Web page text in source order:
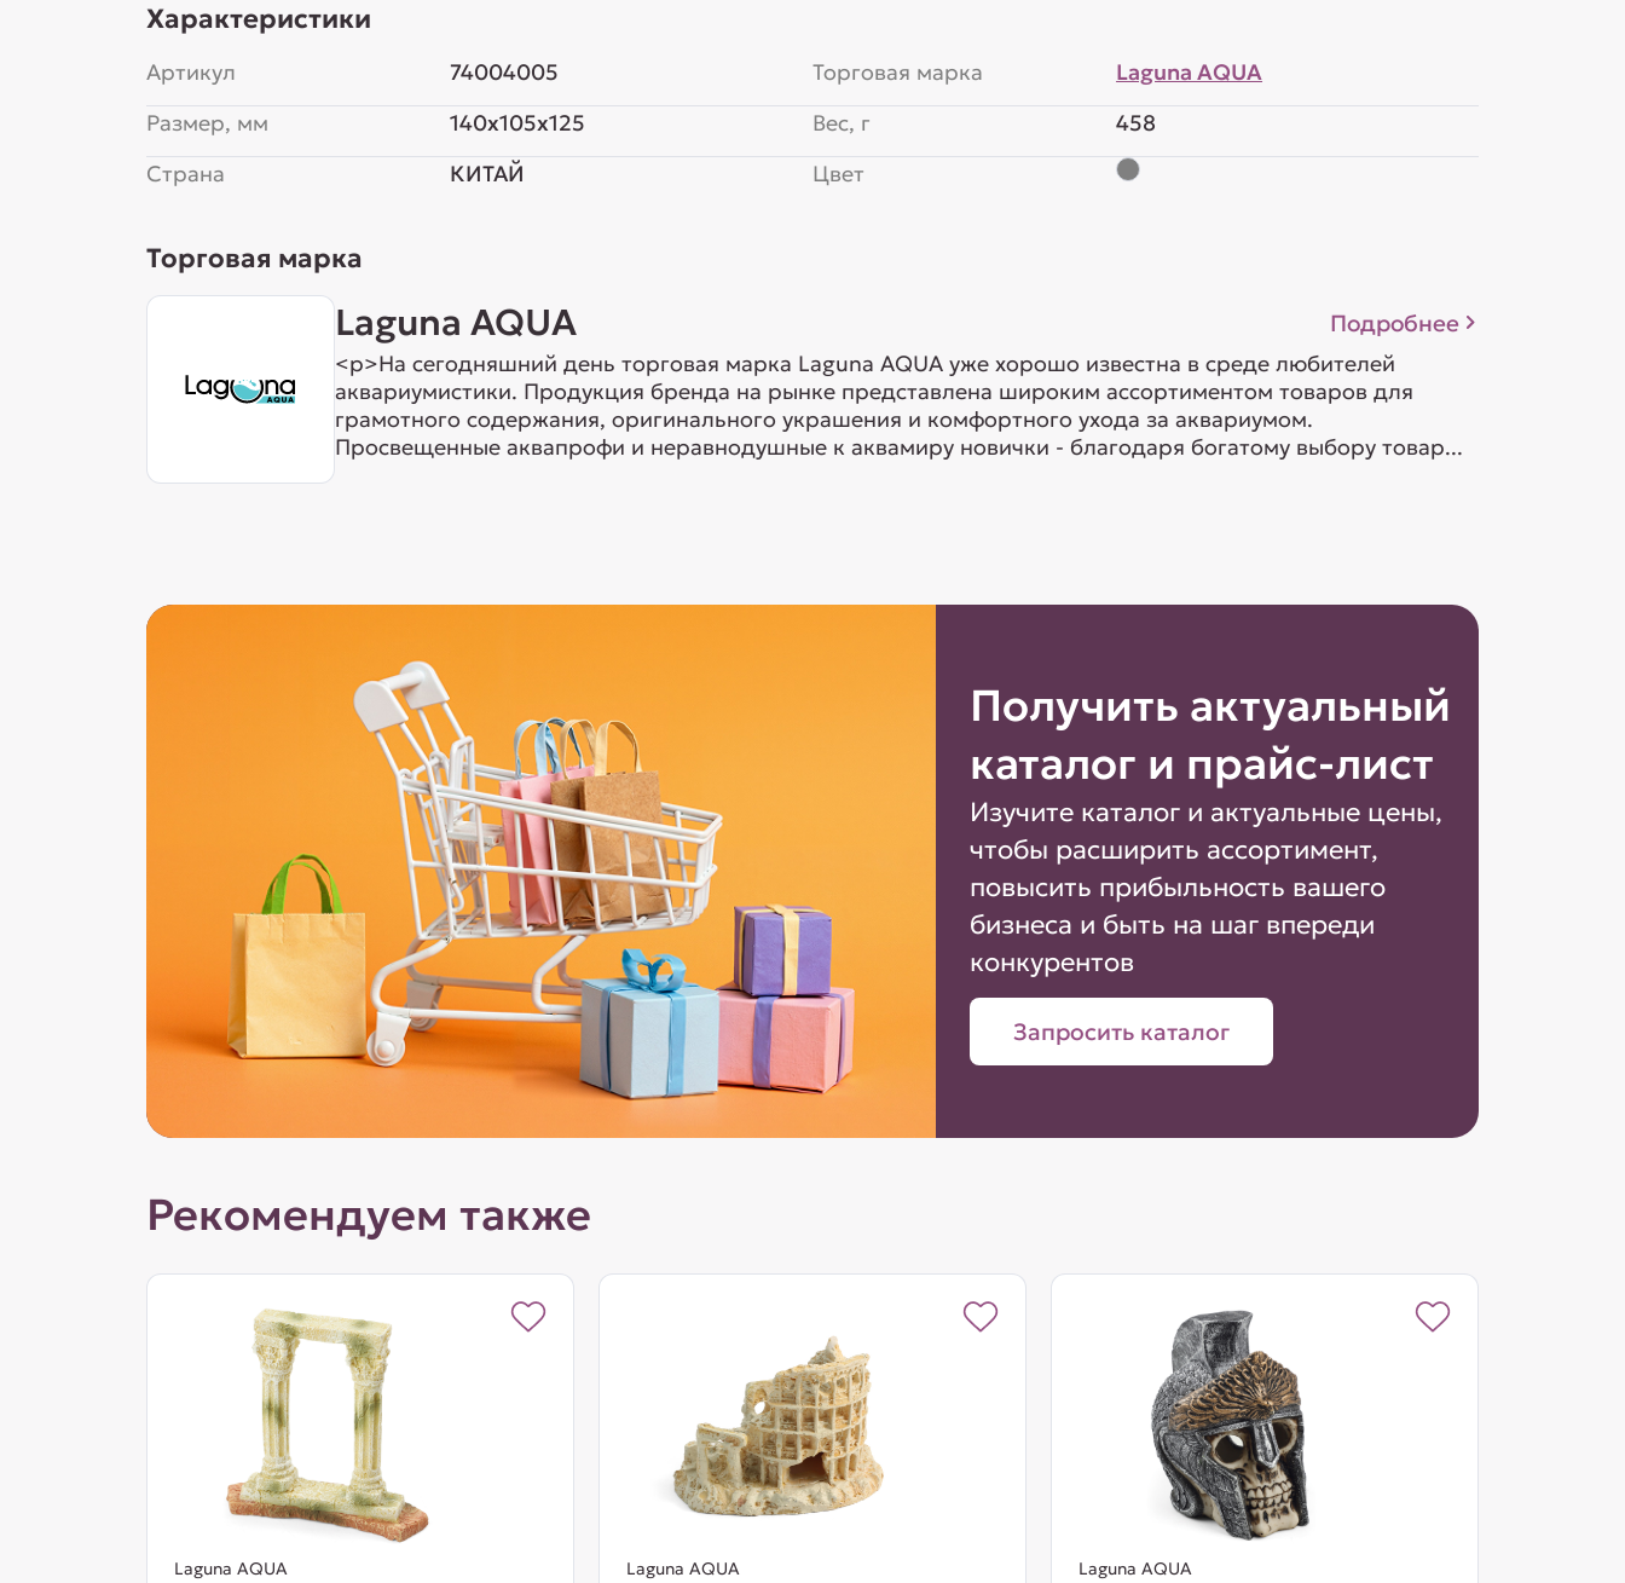
Характеристики
Артикул
74004005
Размер, мм
140x105x125
Страна
КИТАЙ
Торговая марка
Laguna AQUA
Вес, г
458
Цвет
Торговая марка
Laguna AQUA Подробнее
<p>На сегодняшний день торговая марка Laguna AQUA уже хорошо известна в среде любителей
аквариумистики. Продукция бренда на рынке представлена широким ассортиментом товаров для
грамотного содержания, оригинального украшения и комфортного ухода за аквариумом.
Просвещенные аквапрофи и неравнодушные к аквамиру новички - благодаря богатому выбору товар...
Получить актуальный
каталог и прайс-лист
Изучите каталог и актуальные цены,
чтобы расширить ассортимент,
повысить прибыльность вашего
бизнеса и быть на шаг впереди
конкурентов
Запросить каталог
Рекомендуем также
Laguna AQUA Laguna AQUA Laguna AQUA